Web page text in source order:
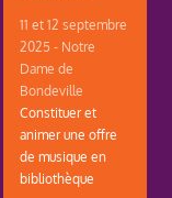
11 et 12 septembre
2025 - Notre
Dame de
Bondeville
Constituer et
animer une offre
de musique en
bibliothèque